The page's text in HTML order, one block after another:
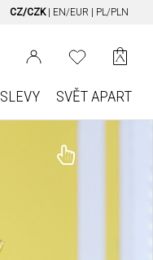
CZ/CZK EN/EUR PL/PLN
SLEVY SVĚT APART